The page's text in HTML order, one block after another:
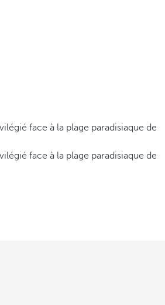
face à la plage paradisiaque de
face à la plage paradisiaque de